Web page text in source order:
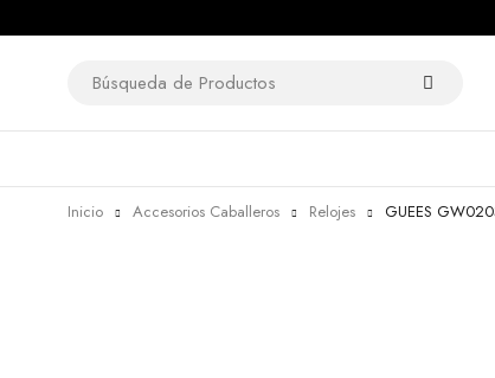
Inicio Accesorios Caballeros Relojes GUEES